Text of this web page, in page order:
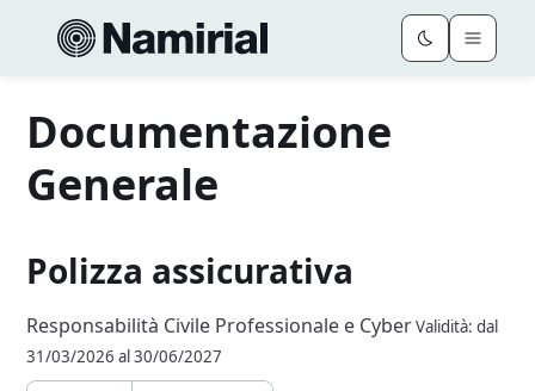
Documentazione
Generale
Polizza assicurativa
Responsabilità Civile Professionale e CyberValidità: dal
31/03/2026 al 30/06/2027